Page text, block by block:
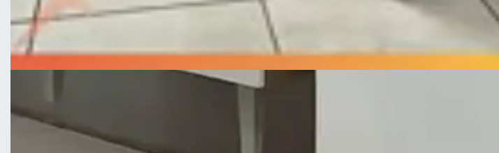
Altura 165 cm